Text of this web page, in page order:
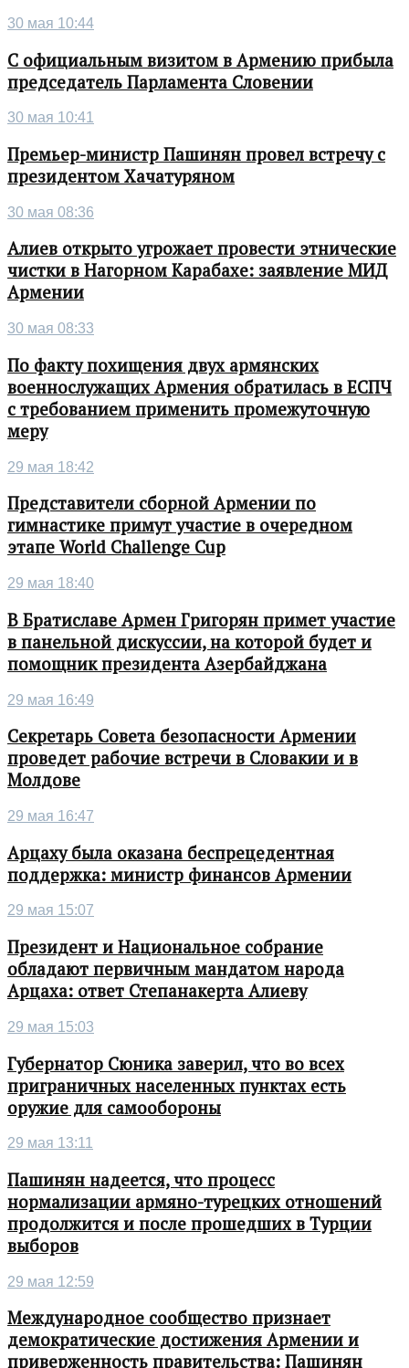
30 мая 10:44
С официальным визитом в Армению прибыла
председатель Парламента Словении
30 мая 10:41
Премьер-министр Пашинян провел встречу с
президентом Хачатуряном
30 мая 08:36
Алиев открыто угрожает провести этнические
чистки в Нагорном Карабахе: заявление МИД
Армении
30 мая 08:33
По факту похищения двух армянских
военнослужащих Армения обратилась в ЕСПЧ
с требованием применить промежуточную
меру
29 мая 18:42
Представители сборной Армении по
гимнастике примут участие в очередном
этапе World Challenge Cup
29 мая 18:40
В Братиславе Армен Григорян примет участие
в панельной дискуссии, на которой будет и
помощник президента Азербайджана
29 мая 16:49
Секретарь Совета безопасности Армении
проведет рабочие встречи в Словакии и в
Молдове
29 мая 16:47
Арцаху была оказана беспрецедентная
поддержка: министр финансов Армении
29 мая 15:07
Президент и Национальное собрание
обладают первичным мандатом народа
Арцаха: ответ Степанакерта Алиеву
29 мая 15:03
Губернатор Сюника заверил, что во всех
приграничных населенных пунктах есть
оружие для самообороны
29 мая 13:11
Пашинян надеется, что процесс
нормализации армяно-турецких отношений
продолжится и после прошедших в Турции
выборов
29 мая 12:59
Международное сообщество признает
демократические достижения Армении и
приверженность правительства: Пашинян